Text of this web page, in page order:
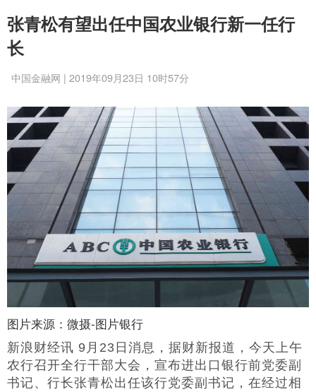
张青松有望出任中国农业银行新一任行
长
中国金融网 | 2019年09月23日 10时57分
图片来源：微摄-图片银行
新浪财经讯 9月23日消息，据财新报道，今天上午
农行召开全行干部大会，宣布进出口银行前党委副
书记、行长张青松出任该行党委副书记，在经过相